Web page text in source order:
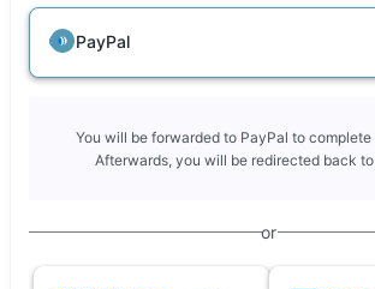
PayPal
You will be forwarded to PayPal to
Afterwards, you will be redirected back
or